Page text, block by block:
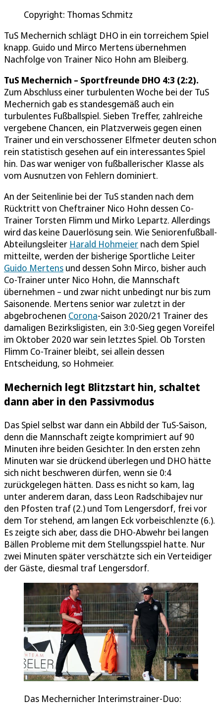
Copyright: Thomas Schmitz
TuS Mechernich schlägt DHO in ein torreichem Spiel
knapp. Guido und Mirco Mertens übernehmen
Nachfolge von Trainer Nico Hohn am Bleiberg.
TuS Mechernich – Sportfreunde DHO 4:3 (2:2).
Zum Abschluss einer turbulenten Woche bei der TuS
Mechernich gab es standesgemäß auch ein
turbulentes Fußballspiel. Sieben Treffer, zahlreiche
vergebene Chancen, ein Platzverweis gegen einen
Trainer und ein verschossener Elfmeter deuten schon
rein statistisch gesehen auf ein interessantes Spiel
hin. Das war weniger von fußballerischer Klasse als
vom Ausnutzen von Fehlern dominiert.
An der Seitenlinie bei der TuS standen nach dem
Rücktritt von Cheftrainer Nico Hohn dessen Co-
Trainer Torsten Flimm und Mirko Lepartz. Allerdings
wird das keine Dauerlösung sein. Wie Seniorenfußball-
Abteilungsleiter Harald Hohmeier nach dem Spiel
mitteilte, werden der bisherige Sportliche Leiter
Guido Mertens und dessen Sohn Mirco, bisher auch
Co-Trainer unter Nico Hohn, die Mannschaft
übernehmen – und zwar nicht unbedingt nur bis zum
Saisonende. Mertens senior war zuletzt in der
abgebrochenen Corona-Saison 2020/21 Trainer des
damaligen Bezirksligisten, ein 3:0-Sieg gegen Voreifel
im Oktober 2020 war sein letztes Spiel. Ob Torsten
Flimm Co-Trainer bleibt, sei allein dessen
Entscheidung, so Hohmeier.
Mechernich legt Blitzstart hin, schaltet
dann aber in den Passivmodus
Das Spiel selbst war dann ein Abbild der TuS-Saison,
denn die Mannschaft zeigte komprimiert auf 90
Minuten ihre beiden Gesichter. In den ersten zehn
Minuten war sie drückend überlegen und DHO hätte
sich nicht beschweren dürfen, wenn sie 0:4
zurückgelegen hätten. Dass es nicht so kam, lag
unter anderem daran, dass Leon Radschibajev nur
den Pfosten traf (2.) und Tom Lengersdorf, frei vor
dem Tor stehend, am langen Eck vorbeischlenzte (6.).
Es zeigte sich aber, dass die DHO-Abwehr bei langen
Bällen Probleme mit dem Stellungsspiel hatte. Nur
zwei Minuten später verschätzte sich ein Verteidiger
der Gäste, diesmal traf Lengersdorf.
Das Mechernicher Interimstrainer-Duo: